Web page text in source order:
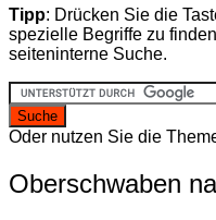
Tipp: Drücken Sie die
spezielle Begriffe zu
seiteninterne Suche.
Oder nutzen Sie die
Oberschwaben